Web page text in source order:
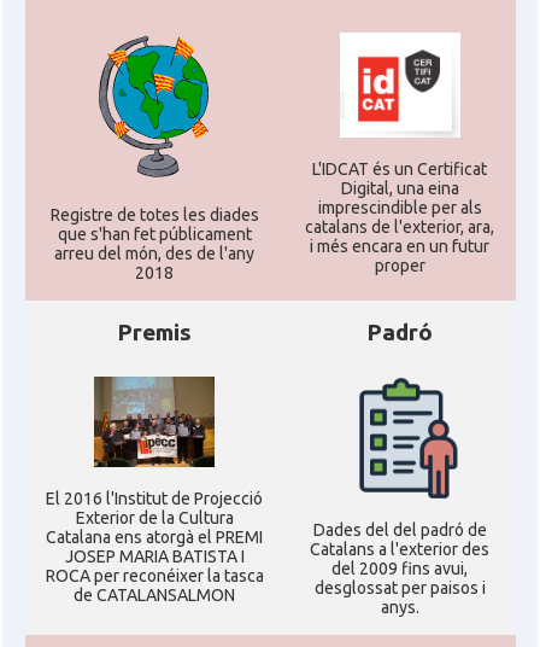
Registre de totes les diades
que s'han fet públicament
arreu del món, des de l'any
2018
L'IDCAT és un Certificat
Digital, una eina
imprescindible per als
catalans de l'exterior, ara,
i més encara en un futur
proper
Premis
El 2016 l'Institut de Projecció
Exterior de la Cultura
Catalana ens atorgà el PREMI
JOSEP MARIA BATISTA I
ROCA per reconéixer la tasca
de CATALANSALMON
Padró
Dades del del padró de
Catalans a l'exterior des
del 2009 fins avui,
desglossat per paisos i
anys.